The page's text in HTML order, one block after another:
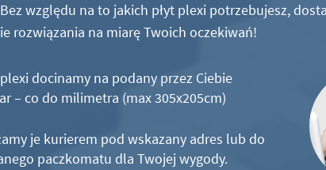
względu na to jakich płyt plexi potrzebujesz,
rozwiązania na miarę Twoich oczekiwań!
plexi docinamy na podany przez Ciebie
– co do milimetra (max 305x205cm)
je kurierem pod wskazany adres lub do
paczkomatu dla Twojej wygody.